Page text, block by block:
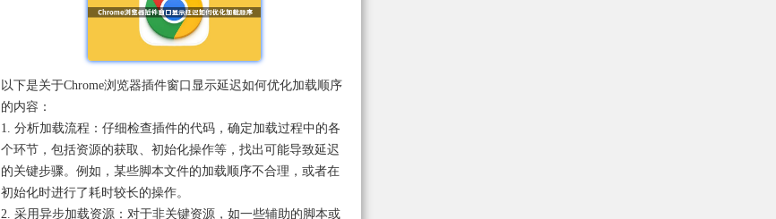
以下是关于Chrome浏览器插件窗口显示延迟如何优化加载顺序
的内容：
1. 分析加载流程：仔细检查插件的代码，确定加载过程中的各
个环节，包括资源的获取、初始化操作等，找出可能导致延迟
的关键步骤。例如，某些脚本文件的加载顺序不合理，或者在
初始化时进行了耗时较长的操作。
2. 采用异步加载资源：对于非关键资源，如一些辅助的脚本或